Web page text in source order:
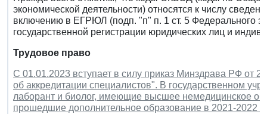
экономической деятельности) относятся к числу
включению в ЕГРЮЛ (подп. "п" п. 1 ст. 5 Федерального
государственной регистрации юридических лиц и
Трудовое право
С 01.01.2023 вступает в силу приказ Минздрава РФ от
об аккредитации специалистов". В государственном
лаборант и биолог, имеющие высшее немедицинское
прошедшие дополнительное образование в 2021-2022